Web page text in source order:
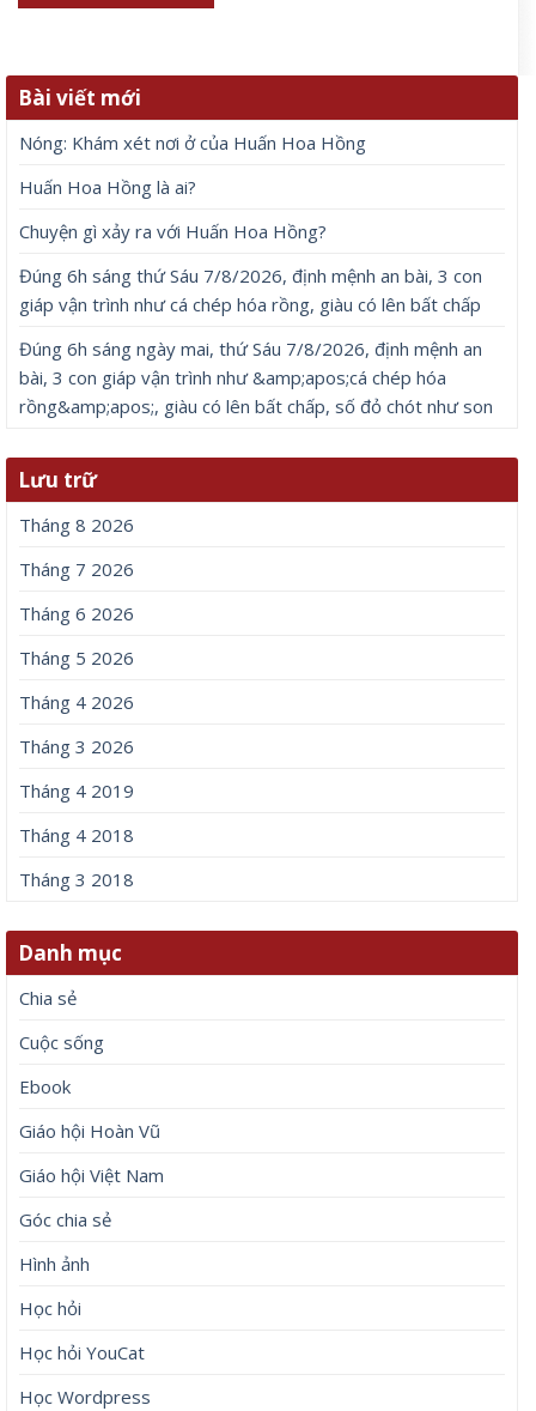
Bài viết mới
Nóng: Khám xét nơi ở của Huấn Hoa Hồng
Huấn Hoa Hồng là ai?
Chuyện gì xảy ra với Huấn Hoa Hồng?
Đúng 6h sáng thứ Sáu 7/8/2026, định mệnh an bài, 3 con
giáp vận trình như cá chép hóa rồng, giàu có lên bất chấp
Đúng 6h sáng ngày mai, thứ Sáu 7/8/2026, định mệnh an
bài, 3 con giáp vận trình như &amp;apos;cá chép hóa
rồng&amp;apos;, giàu có lên bất chấp, số đỏ chót như son
Lưu trữ
Tháng 8 2026
Tháng 7 2026
Tháng 6 2026
Tháng 5 2026
Tháng 4 2026
Tháng 3 2026
Tháng 4 2019
Tháng 4 2018
Tháng 3 2018
Danh mục
Chia sẻ
Cuộc sống
Ebook
Giáo hội Hoàn Vũ
Giáo hội Việt Nam
Góc chia sẻ
Hình ảnh
Học hỏi
Học hỏi YouCat
Học Wordpress